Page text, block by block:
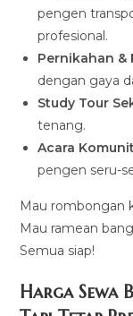
pengen
profesional.
Pernikahan &
dengan gaya
Study Tour
tenang.
Acara
pengen seru-
Mau rombongan
Mau ramean
Semua siap!
Harga Sewa